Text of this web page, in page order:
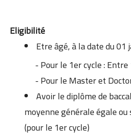
Eligibilité
Etre âgé, à la date du 01
- Pour le 1er cycle : Entre
- Pour le Master et
Avoir le diplôme de
moyenne générale égale
(pour le 1er cycle)